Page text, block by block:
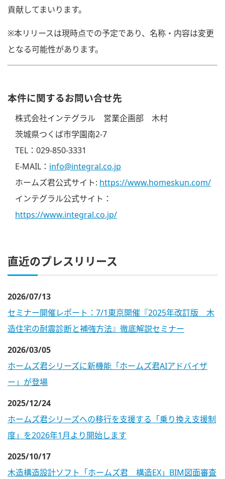
貢献してまいります。
※本リリースは現時点での予定であり、名称・内容は変更
となる可能性があります。
本件に関するお問い合せ先
株式会社インテグラル 営業企画部 木村
茨城県つくば市学園南2-7
TEL：029-850-3331
E-MAIL： info@integral.co.jp
ホームズ君公式サイト: https://www.homeskun.com/
インテグラル公式サイト：
https://www.integral.co.jp/
直近のプレスリリース
2026/07/13
セミナー開催レポート：7/1東京開催『2025年改訂版 木
造住宅の耐震診断と補強方法』徹底解説セミナー
2026/03/05
ホームズ君シリーズに新機能「ホームズ君AIアドバイザ
ー」が登場
2025/12/24
ホームズ君シリーズへの移行を支援する「乗り換え支援制
度」を2026年1月より開始します
2025/10/17
木造構造設計ソフト「ホームズ君 構造EX」BIM図面審査